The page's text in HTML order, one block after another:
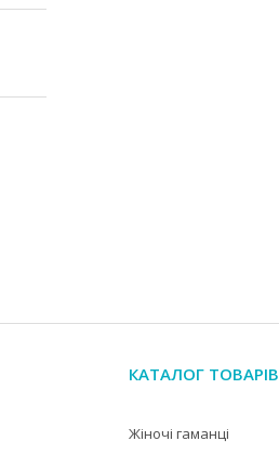
КАТАЛОГ ТОВАРІВ
Жіночі гаманці